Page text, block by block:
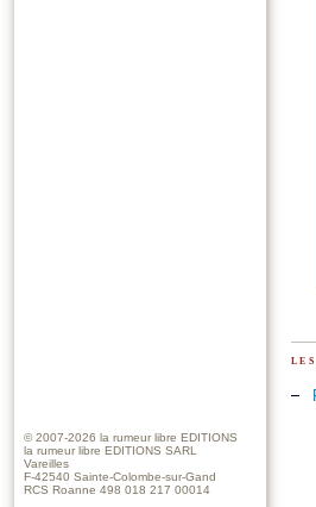
© 2007-2026 la rumeur libre EDITIONS
la rumeur libre EDITIONS SARL
Vareilles
F-42540 Sainte-Colombe-sur-Gand
RCS Roanne 498 018 217 00014